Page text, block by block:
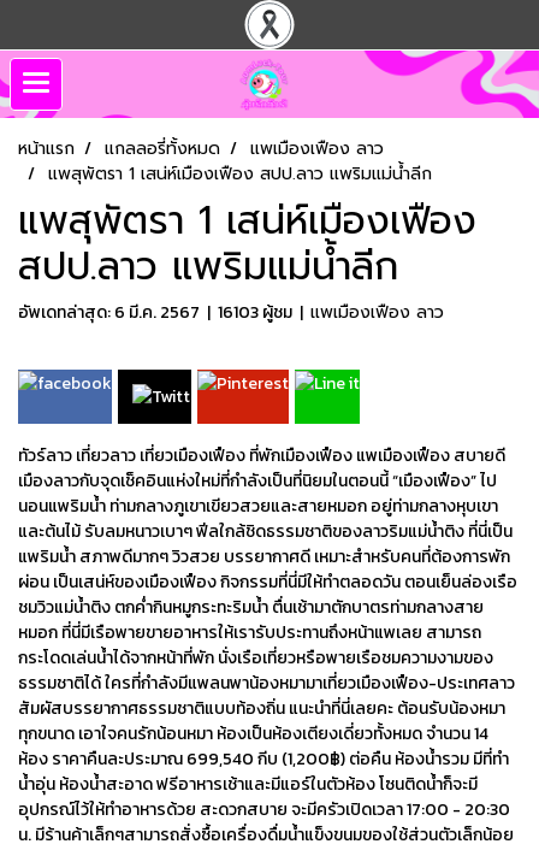
หน้าแรก แกลลอรี่ทั้งหมด
แพเมืองเฟือง ลาว
แพสุพัตรา 1 เสน่ห์เมืองเฟือง สปป.ลาว แพริมแม่น้ำลีก
แพสุพัตรา 1 เสน่ห์เมืองเฟือง
สปป.ลาว แพริมแม่น้ำลีก
อัพเดทล่าสุด: 6 มี.ค. 2567 | 16103 ผู้ชม | แพเมืองเฟือง ลาว
ทัวร์ลาว เที่ยวลาว เที่ยวเมืองเฟือง ที่พักเมืองเฟือง แพเมืองเฟือง สบายดี
เมืองลาวกับจุดเช็คอินแห่งใหม่ที่กำลังเป็นที่นิยมในตอนนี้ “เมืองเฟือง” ไป
นอนแพริมน้ำ ท่ามกลางภูเขาเขียวสวยและสายหมอก อยู่ท่ามกลางหุบเขา
และต้นไม้ รับลมหนาวเบาๆ ฟีลใกล้ชิดธรรมชาติของลาวริมแม่น้ำติง ที่นี่เป็น
แพริมน้ำ สภาพดีมากๆ วิวสวย บรรยากาศดี เหมาะสำหรับคนที่ต้องการพัก
ผ่อน เป็นเสน่ห์ของเมืองเฟือง กิจกรรมที่นี่มีให้ทำตลอดวัน ตอนเย็นล่องเรือ
ชมวิวแม่น้ำติง ตกค่ำกินหมูกระทะริมน้ำ ตื่นเช้ามาตักบาตรท่ามกลางสาย
หมอก ที่นี่มีเรือพายขายอาหารให้เรารับประทานถึงหน้าแพเลย สามารถ
กระโดดเล่นน้ำได้จากหน้าที่พัก นั่งเรือเที่ยวหรือพายเรือชมความงามของ
ธรรมชาติได้ ใครที่กำลังมีแพลนพาน้องหมามาเที่ยวเมืองเฟือง-ประเทศลาว
สัมผัสบรรยากาศธรรมชาติแบบท้องถิ่น แนะนำที่นี่เลยคะ ต้อนรับน้องหมา
ทุกขนาด เอาใจคนรักน้อนหมา ห้องเป็นห้องเตียงเดี่ยวทั้งหมด จำนวน 14
ห้อง ราคาคืนละประมาณ 699,540 กีบ (1,200฿) ต่อคืน ห้องน้ำรวม มีที่ทำ
น้ำอุ่น ห้องน้ำสะอาด ฟรีอาหารเช้าและมีแอร์ในตัวห้อง โซนติดน้ำก็จะมี
อุปกรณ์ไว้ให้ทำอาหารด้วย สะดวกสบาย จะมีครัวเปิดเวลา 17:00 - 20:30
น. มีร้านค้าเล็กๆสามารถสั่งซื้อเครื่องดื่มน้ำแข็งขนมของใช้ส่วนตัวเล็กน้อย